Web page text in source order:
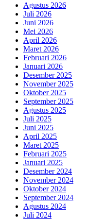
Agustus 2026
Juli 2026
Juni 2026
Mei 2026
April 2026
Maret 2026
Februari 2026
Januari 2026
Desember 2025
November 2025
Oktober 2025
September 2025
Agustus 2025
Juli 2025
Juni 2025
April 2025
Maret 2025
Februari 2025
Januari 2025
Desember 2024
November 2024
Oktober 2024
September 2024
Agustus 2024
Juli 2024